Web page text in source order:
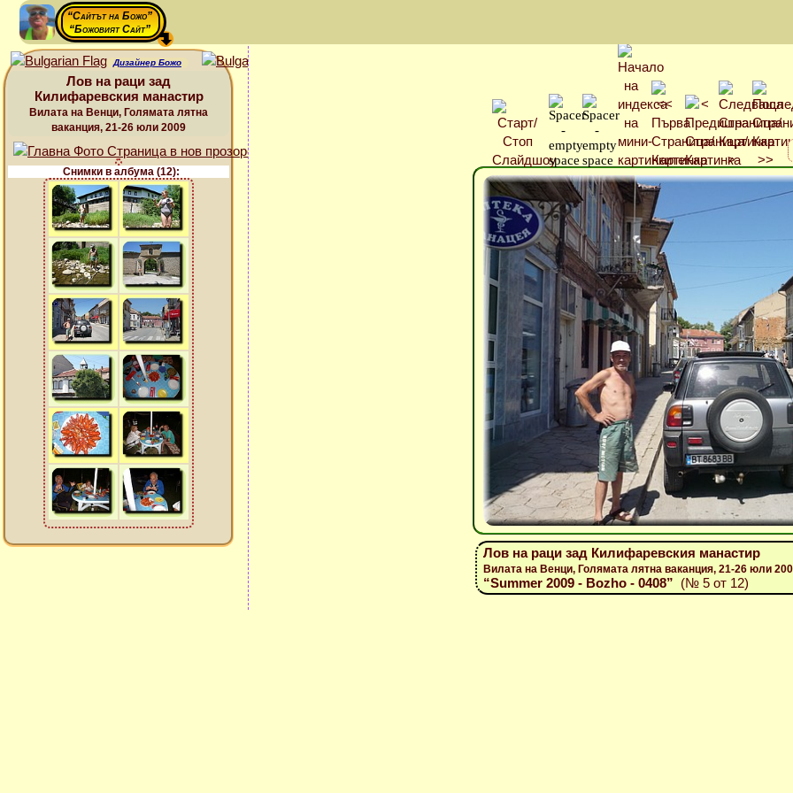
“Сайтът на Божо”
“Божовият Сайт”
Дизайнер Божо
Лов на раци зад
Килифаревския манастир
Вилата на Венци, Голямата лятна
ваканция, 21-26 юли 2009
Снимки в албума (12):
Лов на раци зад Килифаревския манастир
Вилата на Венци, Голямата лятна ваканция, 21-26 юли
“Summer 2009 - Bozho - 0408” (№ 5 от 12)